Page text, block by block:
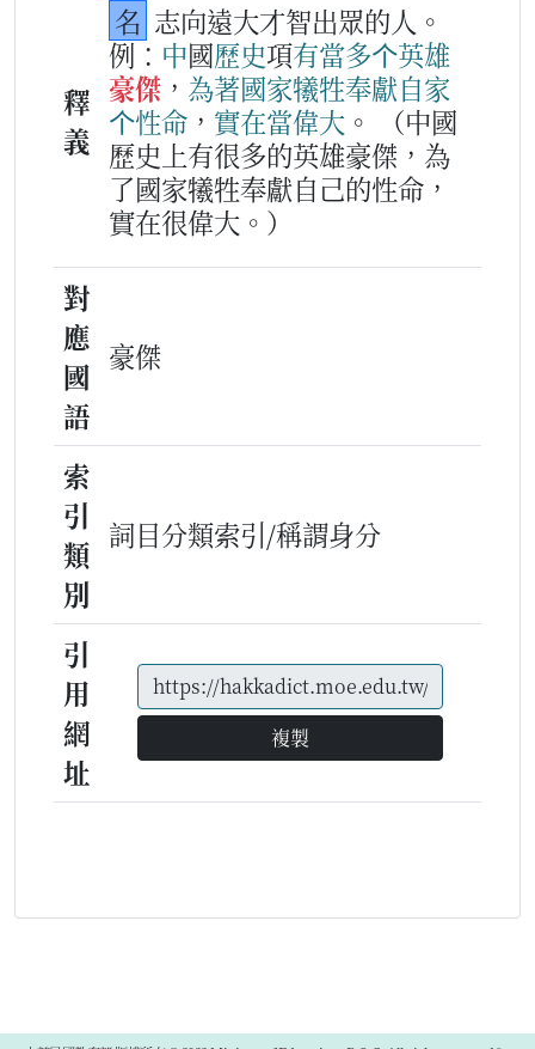
釋
義
名 志向遠大才智出眾的人。
例： 中國歷史項有當多个英雄
豪傑 ， 為著國家犧牲奉獻自家
个性命 ， 實在當偉大 。
（中國
歷史上有很多的英雄豪傑，為
了國家犧牲奉獻自己的性命，
實在很偉大。）
對
應
國
語
豪傑
索
引
類
別
詞目分類索引/稱謂身分
引
用
網
址
複製